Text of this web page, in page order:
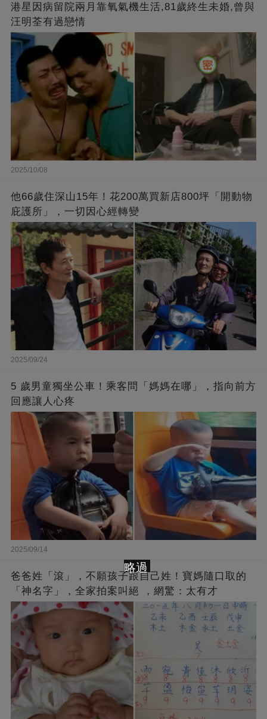
港星因病留院兩月靠氧氣機生活,81歲終生未婚,曾與
汪明荃有過戀情
2025/10/08
他66歲住深山15年！花200萬買新店800坪「開動物
庇護所」，一切因心經轉變
2025/09/24
5 歲男童獨坐公車！乘客問「媽媽在哪」，指向前方
回應讓人心疼
2025/09/14
爸爸姓「滾」，不願孩子跟自己姓！寶媽隨口取的
「神名字」，全家拍案叫絕 ，網驚：太有才
略過